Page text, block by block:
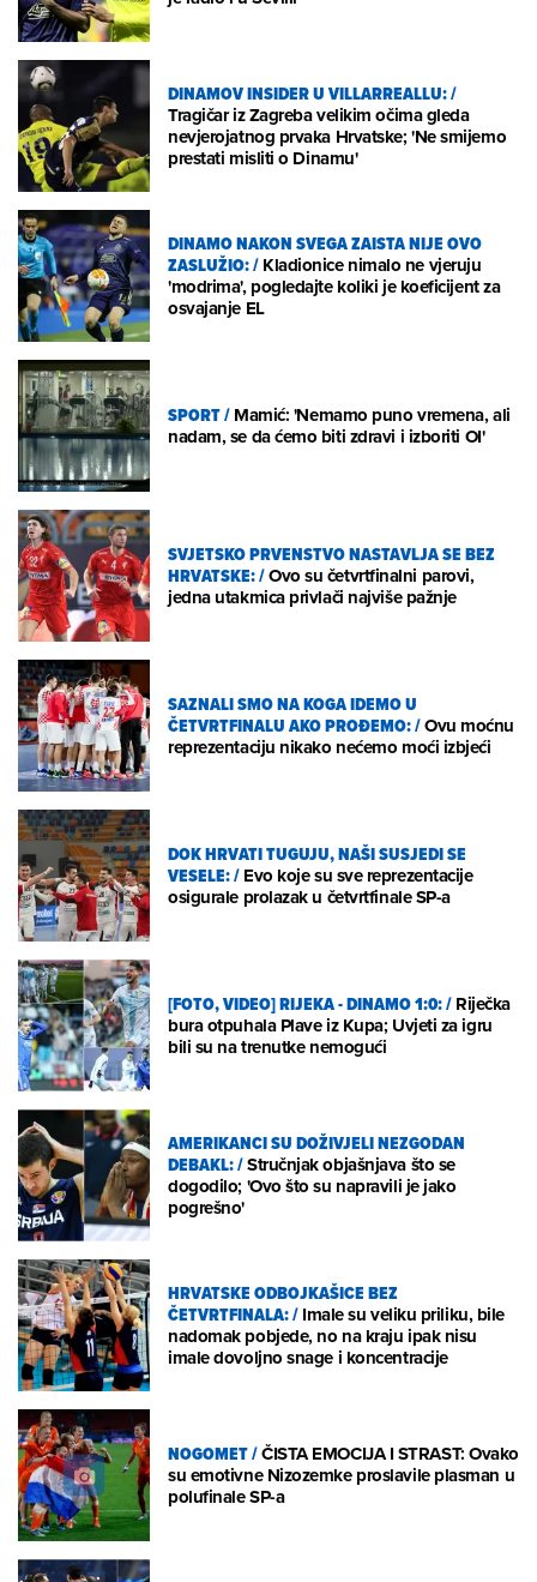
DINAMOV INSIDER U VILLARREALLU:/
Tragičar iz Zagreba velikim očima gleda
nevjerojatnog prvaka Hrvatske; 'Ne smijemo
prestati misliti o Dinamu'
DINAMO NAKON SVEGA ZAISTA NIJE OVO
ZASLUŽIO:/Kladionice nimalo ne vjeruju
'modrima', pogledajte koliki je koeficijent za
osvajanje EL
SPORT/Mamić: 'Nemamo puno vremena, ali
nadam, se da ćemo biti zdravi i izboriti OI'
SVJETSKO PRVENSTVO NASTAVLJA SE BEZ
HRVATSKE:/Ovo su četvrtfinalni parovi,
jedna utakmica privlači najviše pažnje
SAZNALI SMO NA KOGA IDEMO U
ČETVRTFINALU AKO PROĐEMO:/Ovu moćnu
reprezentaciju nikako nećemo moći izbjeći
DOK HRVATI TUGUJU, NAŠI SUSJEDI SE
VESELE:/Evo koje su sve reprezentacije
osigurale prolazak u četvrtfinale SP-a
[FOTO, VIDEO] RIJEKA - DINAMO 1:0:/Riječka
bura otpuhala Plave iz Kupa; Uvjeti za igru
bili su na trenutke nemogući
AMERIKANCI SU DOŽIVJELI NEZGODAN
DEBAKL:/Stručnjak objašnjava što se
dogodilo; 'Ovo što su napravili je jako
pogrešno'
HRVATSKE ODBOJKAŠICE BEZ
ČETVRTFINALA:/Imale su veliku priliku, bile
nadomak pobjede, no na kraju ipak nisu
imale dovoljno snage i koncentracije
NOGOMET/ČISTA EMOCIJA I STRAST: Ovako
su emotivne Nizozemke proslavile plasman u
polufinale SP-a